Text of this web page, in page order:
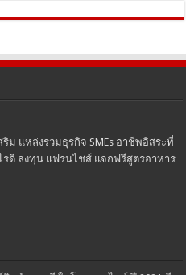
ม แหล่งรวมธุรกิจ SMEs อาชีพอิสระที่
ดี ลงทุน แฟรนไชส์ แจกฟรีสูตรอาหาร